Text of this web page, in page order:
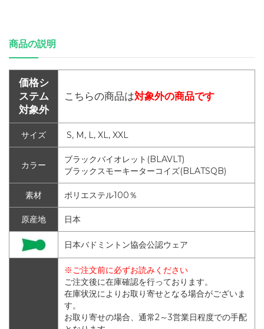
商品の説明
価格シ
ステム
対象外
こちらの商品は対象外の商品です
サイズ S, M, L, XL, XXL
カラー
ブラックバイオレット(BLAVLT)
ブラックスモーキーターコイズ(BLATSQB)
素材 ポリエステル100％
原産地 日本
日本バドミントン協会公認ウェア
※ご注文前に必ずお読みください
ご注文後に在庫確認を行っております。
在庫状況によりお取り寄せとなる場合がございま
す。
お取り寄せの場合、通常2～3営業日程度での手配